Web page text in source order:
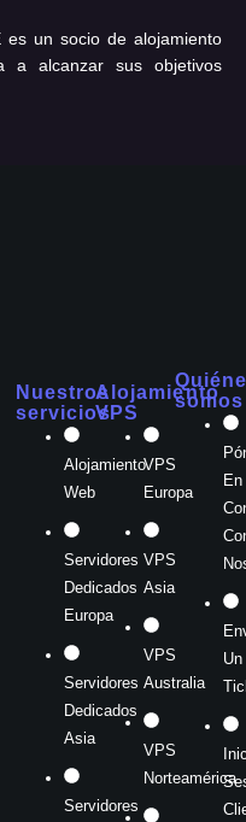
es un socio de alojamiento
a alcanzar sus objetivos
Nuestros
servicios
Alojamiento
Web
Servidores
Dedicados
Europa
Servidores
Dedicados
Asia
Servidores
Alojamiento
VPS
VPS
Europa
VPS
Asia
VPS
Australia
VPS
Norteamérica
somos
En
Un